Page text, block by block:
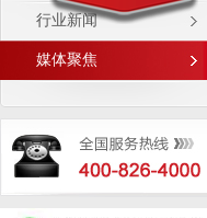
行业新闻
媒体聚焦